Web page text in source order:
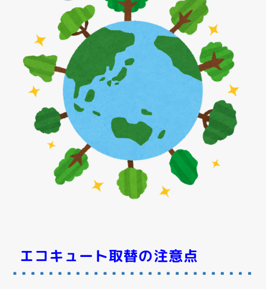
エコキュート取替の注意点